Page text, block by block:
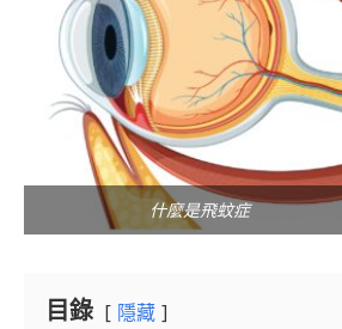
什麼是飛蚊症
目錄 隱藏